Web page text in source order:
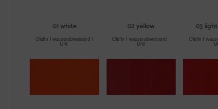
01 white
Olefin | wasserabweisend |
UNI
02 yellow
Olefin | wasserabweisend |
UNI
03
Olefin |